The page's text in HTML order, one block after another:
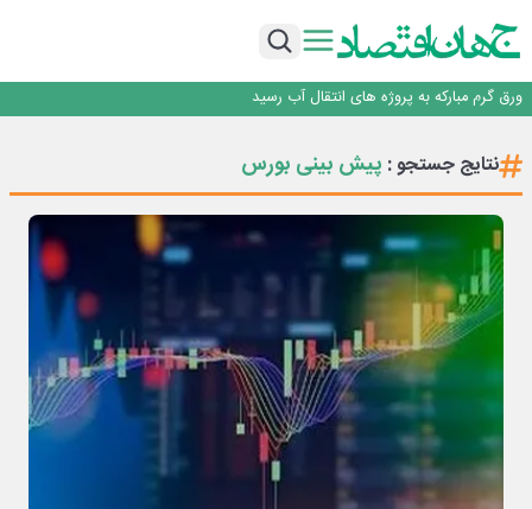
نمایشگاهی برگزار می‌شود
عرضه اولیه احیا استیل فولاد بافت
ورق گرم مبارکه به پروژه های انتقال آب رسید
بازگشت فرش ماشینی به اصفهان پس از هفت سال؛ دو نمایشگاه تخصصی در شهر
نمایشگاهی برگزار می‌شود
نتایج جستجو : پیش بینی بورس